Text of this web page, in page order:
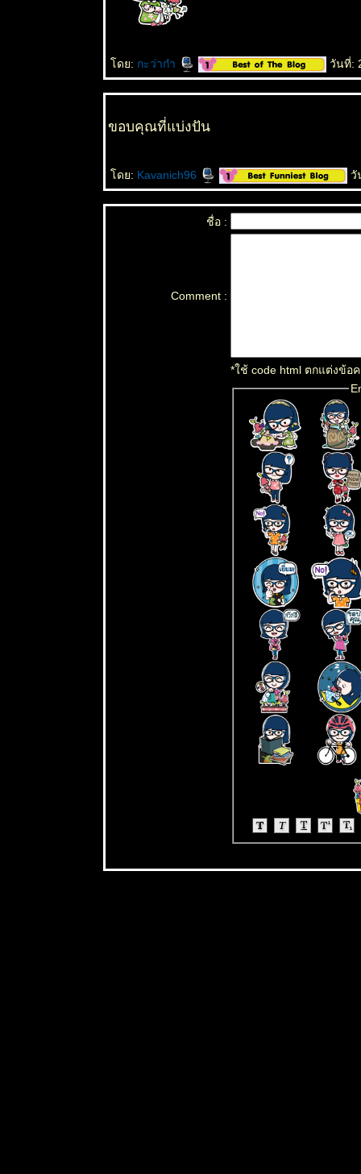
ดย: กะว่าก๋า วันที่:
ขอบคุณที่แบ่งปัน
ดย: Kavanich96 วั
ชื่อ :
Comment :
*ใช้ code html ตกแต่งข้อ